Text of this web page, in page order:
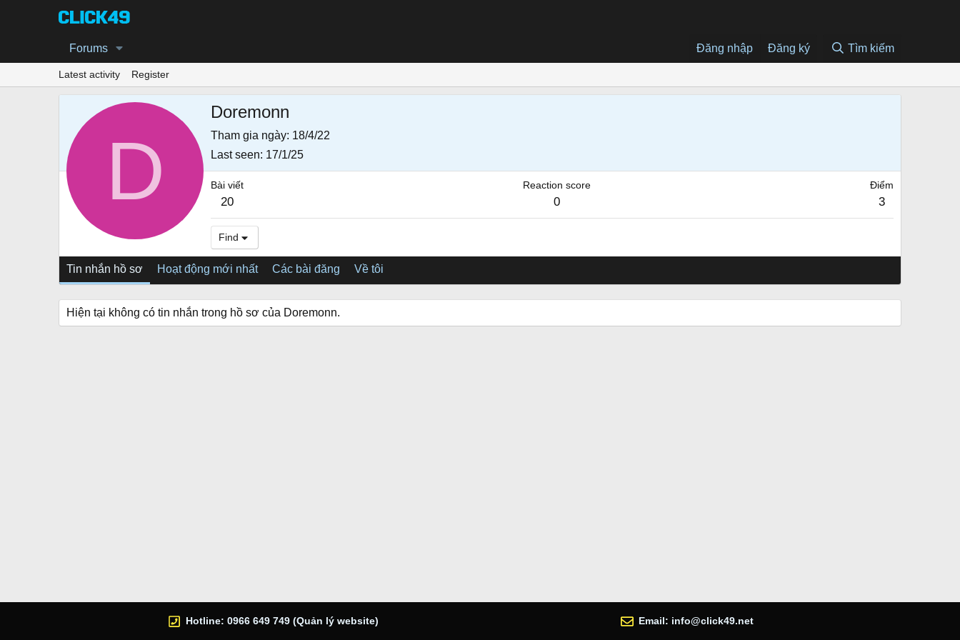
Forums Đăng nhập Đăng ký Tìm kiếm
Latest activity Register
D
Doremonn
Tham gia ngày 18/4/22
Last seen 17/1/25
Bài viết
20
Reaction score
0
Điểm
3
Find
Tin nhắn hồ sơ Hoạt động mới nhất Các bài đăng Về tôi
Hiện tại không có tin nhắn trong hồ sơ của Doremonn.
Hotline: 0966 649 749 (Quản lý website) Email: info@click49.net